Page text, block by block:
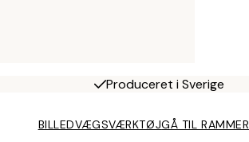
Produceret i Sverige
BILLEDVÆGSVÆRKTØJGÅ TIL RAMMER